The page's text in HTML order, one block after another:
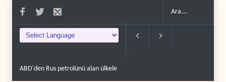
ABD'den Rus petrolünü alan ülkelere yüzde 100'e varan g�..